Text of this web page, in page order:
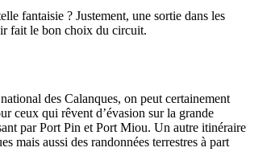
fantaisie ? Justement, une sortie dans les
fait le bon choix du circuit.
des Calanques, on peut certainement
ceux qui rêvent d’évasion sur la grande
par Port Pin et Port Miou. Un autre itinéraire
mais aussi des randonnées terrestres à part